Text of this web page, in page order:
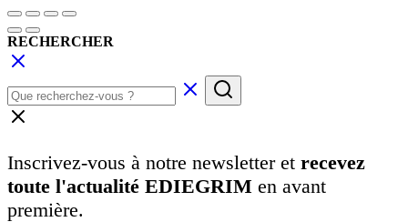
RECHERCHER
Inscrivez-vous à notre newsletter et recevez
toute l'actualité EDIEGRIM en avant
première.